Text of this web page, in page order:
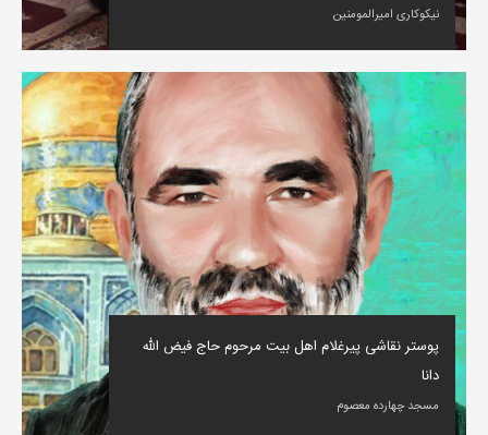
نیکوکاری امیرالمومنین
پوستر نقاشی پیرغلام اهل بیت مرحوم حاج فیض الله
دانا
مسجد چهارده معصوم